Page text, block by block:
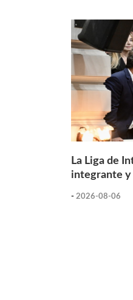
La Liga de
integrante y
- 2026-08-06